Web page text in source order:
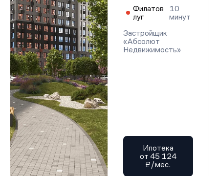
Филатов
луг
10
минут
Застройщик
«Абсолют
Недвижимость»
Ипотека
от 45 124
₽/мес.